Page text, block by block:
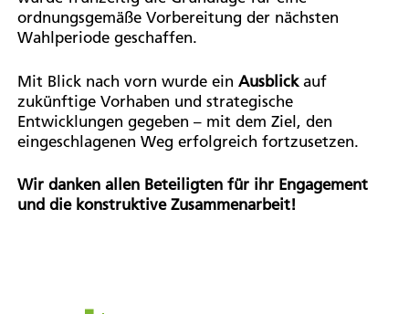
ordnungsgemäße Vorbereitung der nächsten
Wahlperiode geschaffen.
Mit Blick nach vorn wurde einAusblickauf
zukünftige Vorhaben und strategische
Entwicklungen gegeben – mit dem Ziel, den
eingeschlagenen Weg erfolgreich fortzusetzen.
Wir danken allen Beteiligten für ihr Engagement
und die konstruktive Zusammenarbeit!